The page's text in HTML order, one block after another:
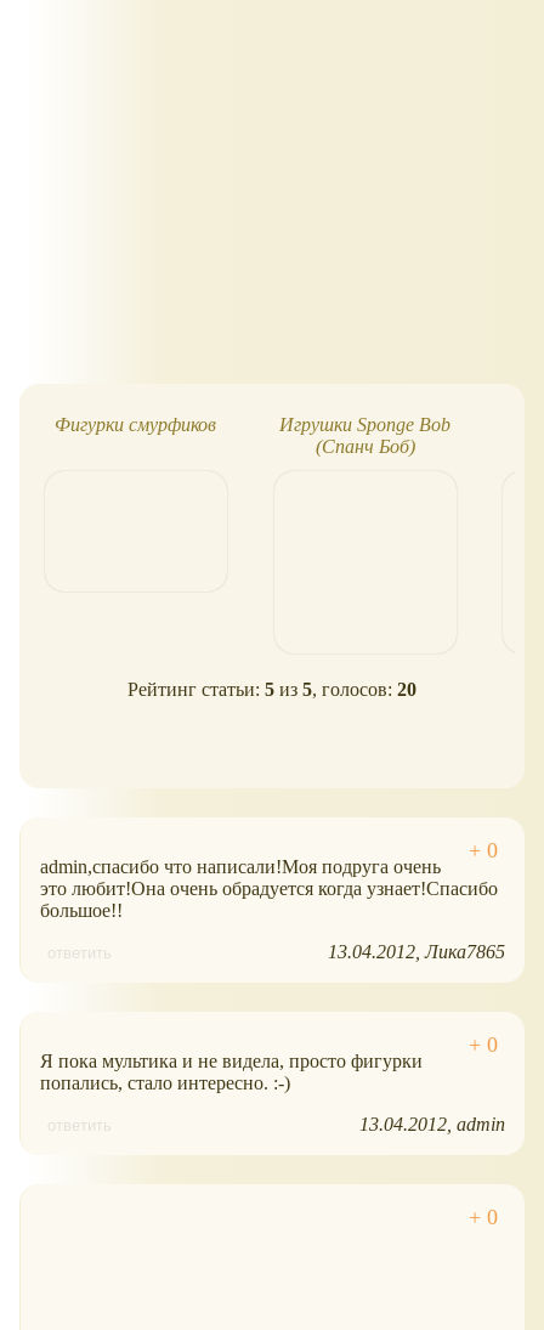
Фигурки смурфиков
Игрушки Sponge Bob
(Спанч Боб)
Рейтинг статьи: 5 из 5, голосов: 20
admin,спасибо что написали!Моя подруга очень
это любит!Она очень обрадуется когда узнает!Спасибо
большое!!
ответить 13.04.2012 Лика7865
Я пока мультика и не видела, просто фигурки
попались, стало интересно. :-)
ответить 13.04.2012 admin